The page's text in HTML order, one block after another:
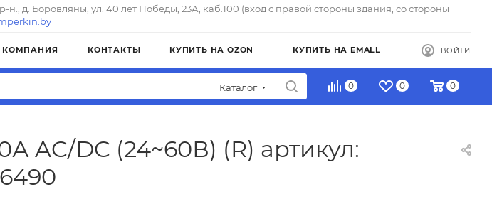
д. Боровляны, ул. 40 лет Победы, 23А, каб.100 (вход с правой стороны здания, со стороны
КОМПАНИЯ КОНТАКТЫ КУПИТЬ НА OZON КУПИТЬ НА EMALL ВОЙТИ
Каталог 0 0 0
AC/DC (24~60В) (R) артикул: